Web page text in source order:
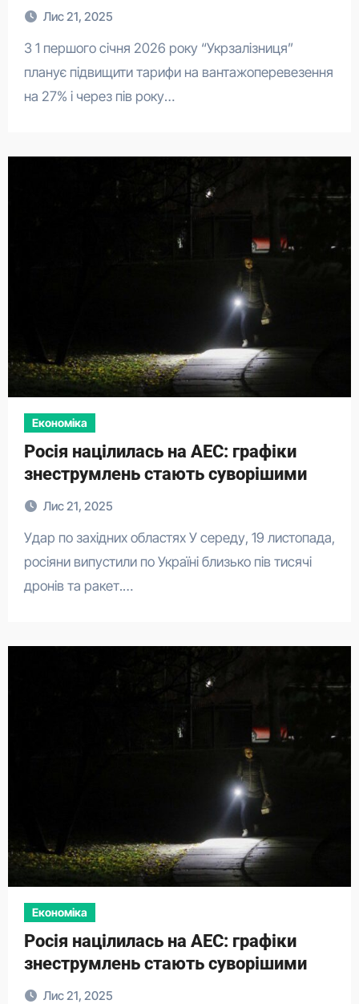
Лис 21, 2025
З 1 першого січня 2026 року “Укрзалізниця”
планує підвищити тарифи на вантажоперевезення
на 27% і через пів року…
Економіка
Росія націлилась на АЕС: графіки
знеструмлень стають суворішими
Лис 21, 2025
Удар по західних областях У середу, 19 листопада,
росіяни випустили по Україні близько пів тисячі
дронів та ракет.…
Економіка
Росія націлилась на АЕС: графіки
знеструмлень стають суворішими
Лис 21, 2025